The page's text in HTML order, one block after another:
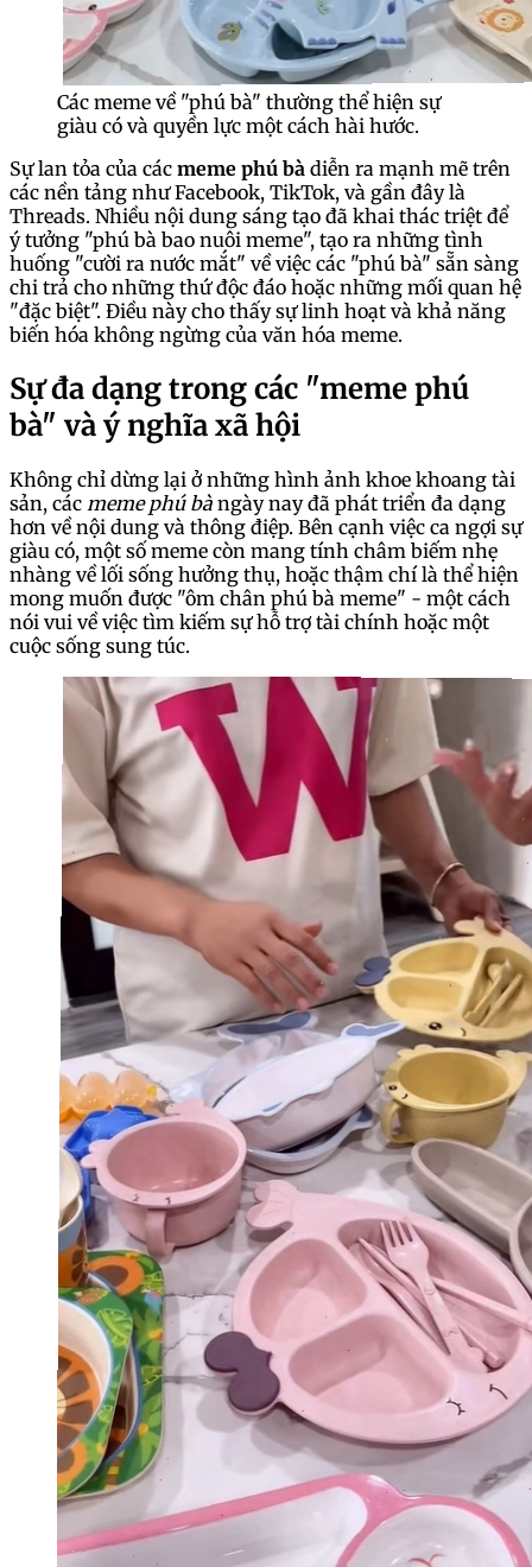
Các meme về "phú bà" thường thể hiện sự
giàu có và quyền lực một cách hài hước.
Sự lan tỏa của các meme phú bà diễn ra mạnh mẽ trên
các nền tảng như Facebook, TikTok, và gần đây là
Threads. Nhiều nội dung sáng tạo đã khai thác triệt để
ý tưởng "phú bà bao nuôi meme", tạo ra những tình
huống "cười ra nước mắt" về việc các "phú bà" sẵn sàng
chi trả cho những thứ độc đáo hoặc những mối quan hệ
"đặc biệt". Điều này cho thấy sự linh hoạt và khả năng
biến hóa không ngừng của văn hóa meme.
Sự đa dạng trong các "meme phú
bà" và ý nghĩa xã hội
Không chỉ dừng lại ở những hình ảnh khoe khoang tài
sản, các meme phú bà ngày nay đã phát triển đa dạng
hơn về nội dung và thông điệp. Bên cạnh việc ca ngợi sự
giàu có, một số meme còn mang tính châm biếm nhẹ
nhàng về lối sống hưởng thụ, hoặc thậm chí là thể hiện
mong muốn được "ôm chân phú bà meme" - một cách
nói vui về việc tìm kiếm sự hỗ trợ tài chính hoặc một
cuộc sống sung túc.